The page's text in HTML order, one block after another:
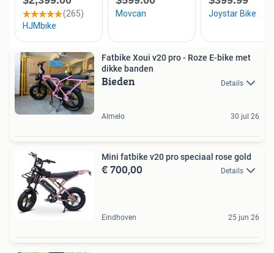
Fatbike Xoui v20 pro - Roze E-bike met
dikke banden
Bieden Details
Almelo 30 jul 26
Mini fatbike v20 pro speciaal rose gold
€ 700,00 Details
Eindhoven 25 jun 26